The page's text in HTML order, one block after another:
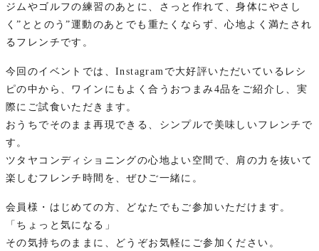
ジムやゴルフの練習のあとに、さっと作れて、身体にやさし
く”ととのう”運動のあとでも重たくならず、心地よく満たされ
るフレンチです。
今回のイベントでは、Instagramで大好評いただいているレシ
ピの中から、ワインにもよく合うおつまみ4品をご紹介し、実
際にご試食いただきます。
おうちでそのまま再現できる、シンプルで美味しいフレンチで
す。
ツタヤコンディショニングの心地よい空間で、肩の力を抜いて
楽しむフレンチ時間を、ぜひご一緒に。
会員様・はじめての方、どなたでもご参加いただけます。
「ちょっと気になる」
その気持ちのままに、どうぞお気軽にご参加ください。